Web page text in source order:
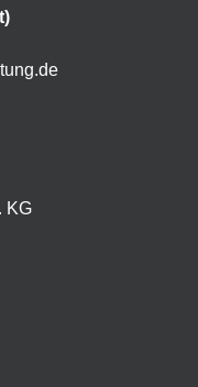
KG